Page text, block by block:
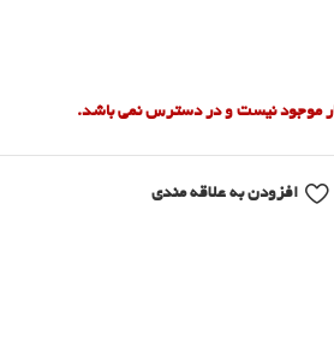
موجود نیست و در دسترس نمی باشد.
افزودن به علاقه مندی